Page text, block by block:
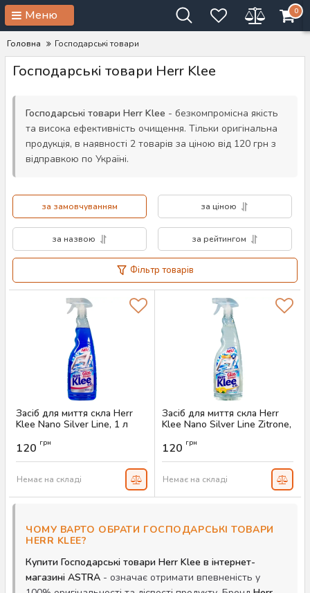
Меню 0
Головна Господарські товари
Господарські товари Herr Klee
Господарські товари Herr Klee - безкомпромісна якість
та висока ефективність очищення. Тільки оригінальна
продукція, в наявності 2 товарів за ціною від 120 грн з
відправкою по Україні.
за замовчуванням за ціною
за назвою за рейтингом
Фільтр товарів
Засіб для миття скла Herr
Klee Nano Silver Line, 1 л
120 грн
Немає на складі
Засіб для миття скла Herr
Klee Nano Silver Line Zitrone,
Артикул:
120 грн
Немає на складі
ЧОМУ ВАРТО ОБРАТИ ГОСПОДАРСЬКІ ТОВАРИ
HERR KLEE?
Купити Господарські товари Herr Klee в інтернет-
магазині ASTRA - означає отримати впевненість у